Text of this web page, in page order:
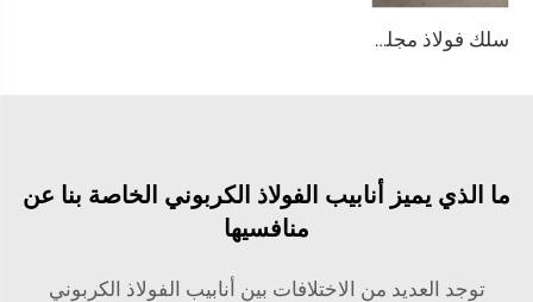
سلك فولاذ مجلفن (سلك GI) وقضيب سلك
ما الذي يميز أنابيب الفولاذ الكربوني الخاصة بنا عن
منافسيها
توجد العديد من الاختلافات بين أنابيب الفولاذ الكربوني